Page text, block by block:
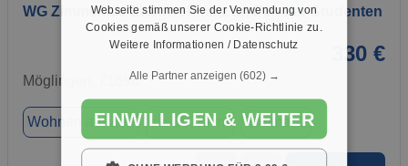
WG Zimmer als Zweitwohnsitz an Pendler Studenten
330 €
Möglingen, 71696
Wohnen auf Zeit ca. 15,00 m² Zimmer 1
Webseite stimmen Sie der Verwendung von
Cookies gemäß unserer Cookie-Richtlinie zu.
Weitere Informationen / Datenschutz
Alle Partner anzeigen (602) →
EINWILLIGEN & WEITER